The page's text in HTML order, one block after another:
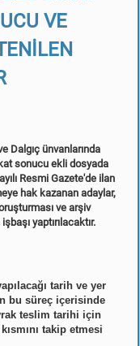
VE
Dalgıç ünvanlarında
sonucu ekli dosyada
Resmi Gazete'de ilan
hak kazanan adaylar,
ve arşiv
yaptırılacaktır.
tarih ve yer
bu süreç içerisinde
teslim tarihi için
takip etmesi